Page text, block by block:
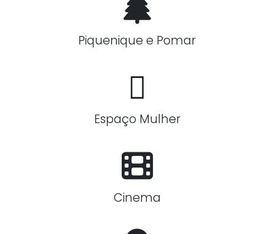
Piquenique e Pomar
Espaço Mulher
Cinema